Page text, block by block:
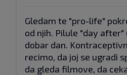
Gledam te "pro-life"
od njih. Pilule "day
dobar dan.
recimo, da joj se ugradi
da gleda filmove, da